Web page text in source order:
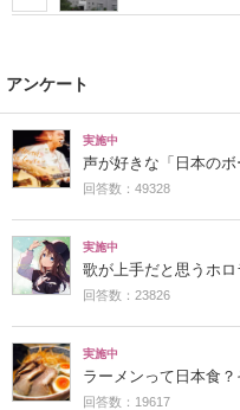
アンケート
実施中
声が好きな「日本のボ
回答数：49328
実施中
歌が上手だと思うホ
回答数：23826
実施中
ラーメンって日本食
回答数：19617